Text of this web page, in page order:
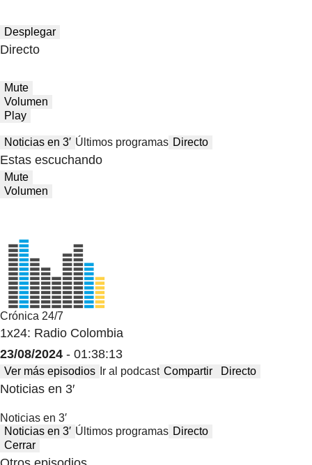
Desplegar
Directo
Mute
Volumen
Play
Noticias en 3′ Últimos programas Directo
Estas escuchando
Mute
Volumen
Crónica 24/7
1x24: Radio Colombia
23/08/2024 - 01:38:13
Ver más episodios Ir al podcast Compartir Directo
Noticias en 3′
Noticias en 3′
Noticias en 3′ Últimos programas Directo
Cerrar